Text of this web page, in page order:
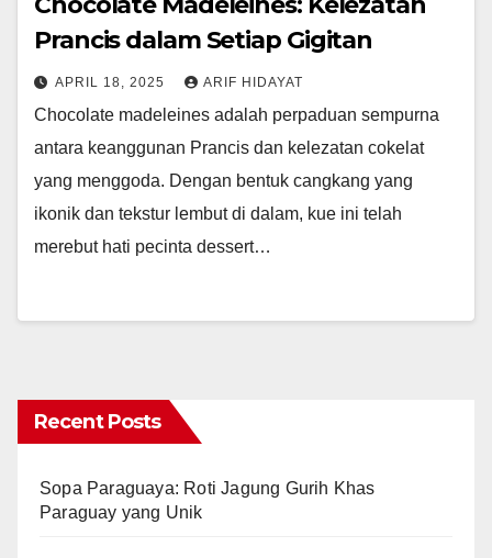
Prancis dalam Setiap Gigitan
APRIL 18, 2025 ARIF HIDAYAT
Chocolate madeleines adalah perpaduan sempurna
antara keanggunan Prancis dan kelezatan cokelat
yang menggoda. Dengan bentuk cangkang yang
ikonik dan tekstur lembut di dalam, kue ini telah
merebut hati pecinta dessert…
Recent Posts
Sopa Paraguaya: Roti Jagung Gurih Khas
Paraguay yang Unik